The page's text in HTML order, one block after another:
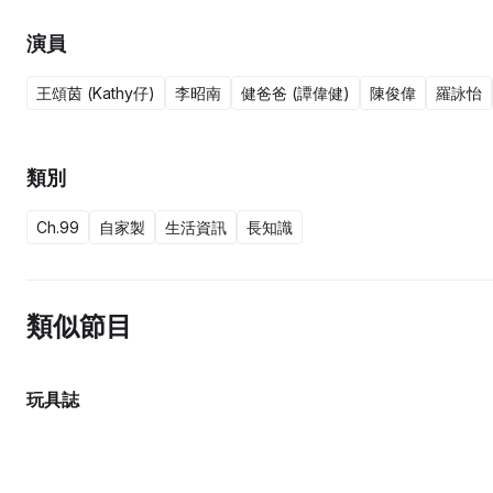
演員
王頌茵 (Kathy仔) 李昭南 健爸爸 (譚偉健) 陳俊偉 羅詠怡
類別
Ch.99 自家製 生活資訊 長知識
類似節目
玩具誌